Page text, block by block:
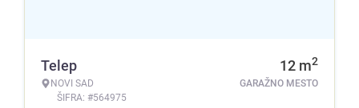
Telep
NOVI SAD
ŠIFRA: #564975
12 m2
GARAŽNO MESTO